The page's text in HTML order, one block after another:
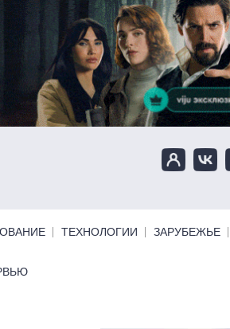
ТЕХНОЛОГИИ ЗАРУБЕЖЬЕ